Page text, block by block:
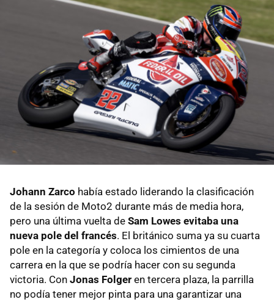
Johann Zarco había estado liderando la clasificación
de la sesión de Moto2 durante más de media hora,
pero una última vuelta de Sam Lowes evitaba una
nueva pole del francés. El británico suma ya su cuarta
pole en la categoría y coloca los cimientos de una
carrera en la que se podría hacer con su segunda
victoria. Con Jonas Folger en tercera plaza, la parrilla
no podía tener mejor pinta para una garantizar una